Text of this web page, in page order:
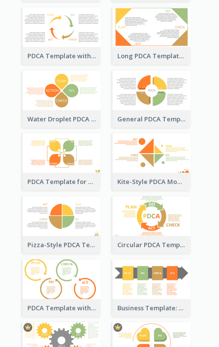
PDCA Template with Arrows Long PDCA Template
Water Droplet PDCA Template General PDCA Template for Business
PDCA Template for Startup Kite-Style PDCA Model Template
Pizza-Style PDCA Template Circular PDCA Template
PDCA Template with Rings Business Template: PDCA in a Flow